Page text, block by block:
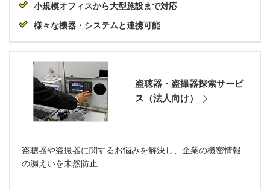
小規模オフィスから大型施設まで対応
様々な機器・システムと連携可能
盗聴器・盗撮器探索サービ
ス（法人向け）
盗聴器や盗撮器に関するお悩みを解決し、企業の機密情報
の漏えいを未然防止